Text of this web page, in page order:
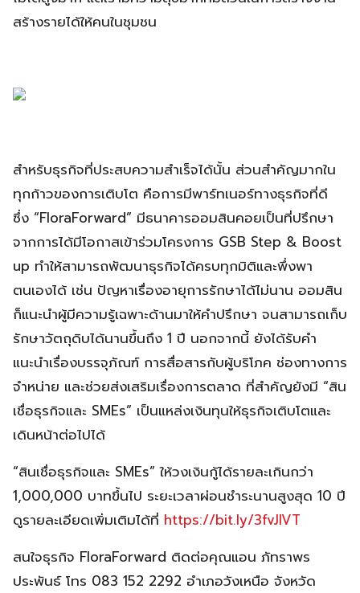
สร้างรายได้ให้คนในชุมชน
สำหรับธุรกิจที่ประสบความสำเร็จได้นั้น ส่วนสำคัญมากใน
ทุกก้าวของการเติบโต คือการมีพาร์ทเนอร์ทางธุรกิจที่ดี
ซึ่ง “FloraForward” มีธนาคารออมสินคอยเป็นที่ปรึกษา
จากการได้มีโอกาสเข้าร่วมโครงการ GSB Step & Boost
up ทำให้สามารถพัฒนาธุรกิจได้ครบทุกมิติและพึ่งพา
ตนเองได้ เช่น ปัญหาเรื่องอายุการรักษาได้ไม่นาน ออมสิน
ก็แนะนำผู้มีความรู้เฉพาะด้านมาให้คำปรึกษา จนสามารถเก็บ
รักษาวัตถุดิบได้นานขึ้นถึง 1 ปี นอกจากนี้ ยังได้รับคำ
แนะนำเรื่องบรรจุภัณฑ์ การสื่อสารกับผู้บริโภค ช่องทางการ
จำหน่าย และช่วยส่งเสริมเรื่องการตลาด ที่สำคัญยังมี “สิน
เชื่อธุรกิจและ SMEs” เป็นแหล่งเงินทุนให้ธุรกิจเติบโตและ
เดินหน้าต่อไปได้
“สินเชื่อธุรกิจและ SMEs” ให้วงเงินกู้ได้รายละเกินกว่า
1,000,000 บาทขึ้นไป ระยะเวลาผ่อนชำระนานสูงสุด 10 ปี
ดูรายละเอียดเพิ่มเติมได้ที่ https://bit.ly/3fvJlVT
สนใจธุรกิจ FloraForward ติดต่อคุณแอน ภัทราพร
ประพันธ์ โทร 083 152 2292 อำเภอวังเหนือ จังหวัด